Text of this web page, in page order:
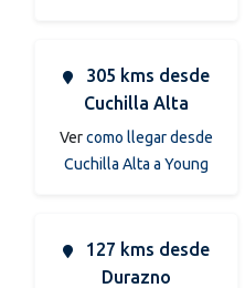
305 kms desde
Cuchilla Alta
Vercomo llegar desde
Cuchilla Alta a Young
127 kms desde
Durazno